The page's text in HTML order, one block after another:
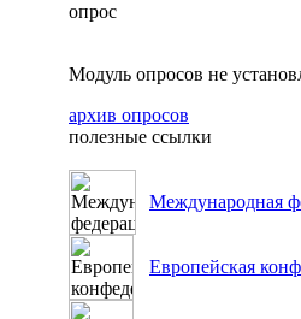
опрос
Модуль опросов не
архив опросов
полезные ссылки
Международная
Европейская